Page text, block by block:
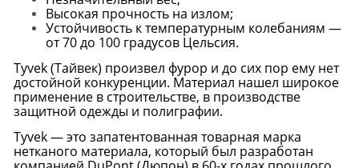
Высокая прочность на излом;
Устойчивость к температурным колебаниям —
от 70 до 100 градусов Цельсия.
Tyvek (Тайвек) произвел фурор и до сих пор ему нет
достойной конкуренции. Материал нашел широкое
применение в строительстве, в производстве
защитной одежды и полиграфии.
Tyvek — это запатентованная товарная марка
нетканого материала, который был разработан